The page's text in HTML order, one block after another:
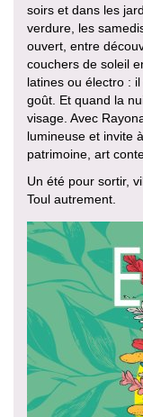
soirs et dans les
verdure, les
ouvert, entre
couchers de soleil
latines ou électro :
goût. Et quand la
visage. Avec
lumineuse et invite
patrimoine, art
Un été pour sortir,
Toul autrement.